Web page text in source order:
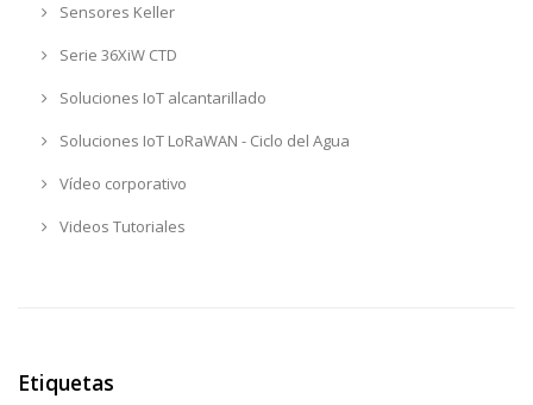
Sensores Keller
Serie 36XiW CTD
Soluciones IoT alcantarillado
Soluciones IoT LoRaWAN - Ciclo del Agua
Vídeo corporativo
Videos Tutoriales
Etiquetas